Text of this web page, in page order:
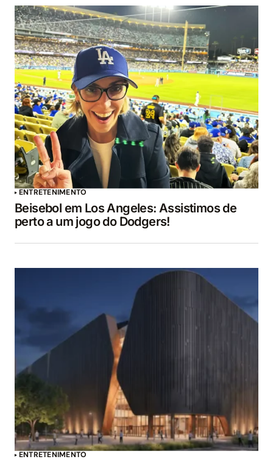
ENTRETENIMENTO
Beisebol em Los Angeles: Assistimos de
perto a um jogo do Dodgers!
ENTRETENIMENTO